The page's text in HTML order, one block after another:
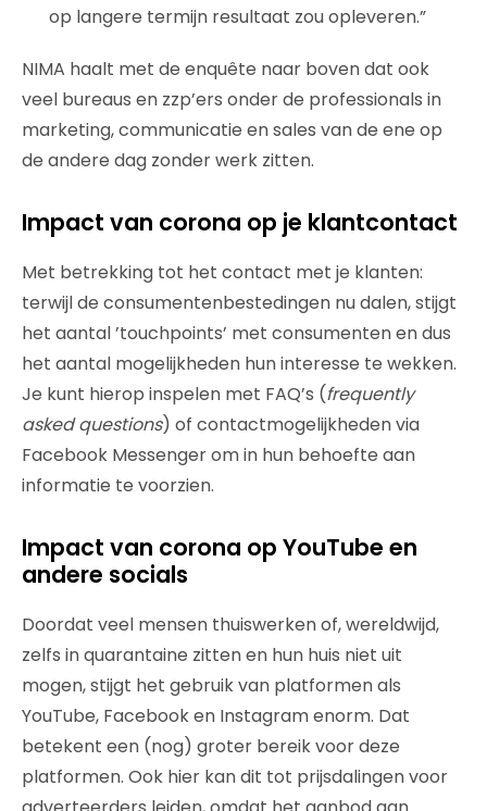
op langere termijn resultaat zou opleveren.”
NIMA haalt met de enquête naar boven dat ook
veel bureaus en zzp’ers onder de professionals in
marketing, communicatie en sales van de ene op
de andere dag zonder werk zitten.
Impact van corona op je klantcontact
Met betrekking tot het contact met je klanten:
terwijl de consumentenbestedingen nu dalen, stijgt
het aantal ’touchpoints’ met consumenten en dus
het aantal mogelijkheden hun interesse te wekken.
Je kunt hierop inspelen met FAQ’s (frequently
asked questions) of contactmogelijkheden via
Facebook Messenger om in hun behoefte aan
informatie te voorzien.
Impact van corona op YouTube en
andere socials
Doordat veel mensen thuiswerken of, wereldwijd,
zelfs in quarantaine zitten en hun huis niet uit
mogen, stijgt het gebruik van platformen als
YouTube, Facebook en Instagram enorm. Dat
betekent een (nog) groter bereik voor deze
platformen. Ook hier kan dit tot prijsdalingen voor